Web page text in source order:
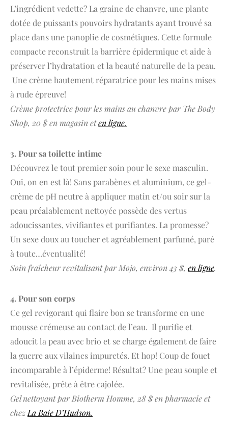
L’ingrédient vedette? La graine de chanvre, une plante
dotée de puissants pouvoirs hydratants ayant trouvé sa
place dans une panoplie de cosmétiques. Cette formule
compacte reconstruit la barrière épidermique et aide à
préserver l’hydratation et la beauté naturelle de la peau.
Une crème hautement réparatrice pour les mains mises
à rude épreuve!
Crème protectrice pour les mains au chanvre par The Body
Shop, 20 $ en magasin eten ligne.
3. Pour sa toilette intime
Découvrez le tout premier soin pour le sexe masculin.
Oui, on en est là! Sans parabènes et aluminium, ce gel-
crème de pH neutre à appliquer matin et/ou soir sur la
peau préalablement nettoyée possède des vertus
adoucissantes, vivifiantes et purifiantes. La promesse?
Un sexe doux au toucher et agréablement parfumé, paré
à toute…éventualité!
Soin fraîcheur revitalisant par Mojo, environ 43 $, en ligne.
4. Pour son corps
Ce gel revigorant qui flaire bon se transforme en une
mousse crémeuse au contact de l’eau. Il purifie et
adoucit la peau avec brio et se charge également de faire
la guerre aux vilaines impuretés. Et hop! Coup de fouet
incomparable à l’épiderme! Résultat? Une peau souple et
revitalisée, prête à être cajolée.
Gel nettoyant par Biotherm Homme, 28 $ en pharmacie et
chez La Baie D’Hudson.